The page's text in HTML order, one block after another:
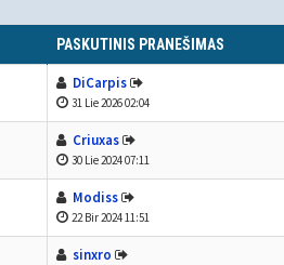
PASKUTINIS PRANEŠIMAS
DiCarpis
31 Lie 2026 02:04
Criuxas
30 Lie 2024 07:11
Modiss
22 Bir 2024 11:51
sinxro